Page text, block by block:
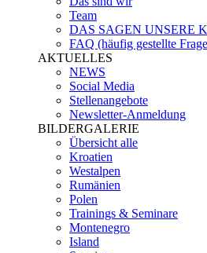
Team
DAS SAGEN UNSERE
FAQ (häufig gestellte
AKTUELLES
NEWS
Social Media
Stellenangebote
Newsletter-Anmeldung
BILDERGALERIE
Übersicht alle
Kroatien
Westalpen
Rumänien
Polen
Trainings & Seminare
Montenegro
Island